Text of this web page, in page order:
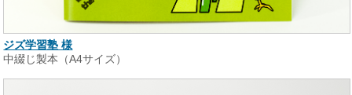
ジズ学習塾 様
中綴じ製本（A4サイズ）